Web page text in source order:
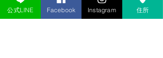
公式LINE Facebook Instagram 住所